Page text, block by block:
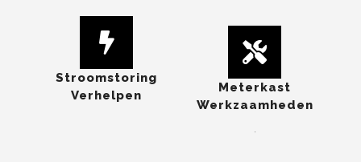
Stroomstoring
Verhelpen
Meterkast
Werkzaamheden